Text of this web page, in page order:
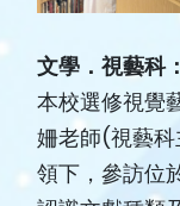
文學．視藝科
本校選修視覺
姍老師(視藝
領下，參訪位